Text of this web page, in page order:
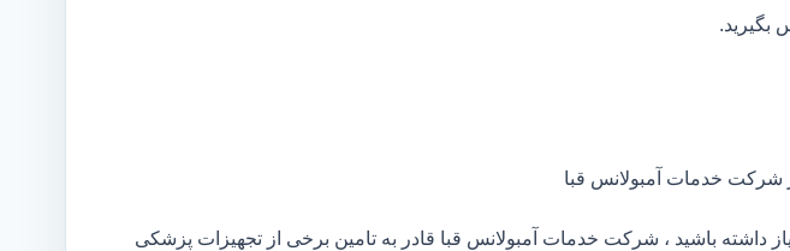
بگیرید.
شرکت خدمات آمبولانس قبا
داشته باشید ، شرکت خدمات آمبولانس قبا قادر به تامین برخی از تجهیزات پزشکی